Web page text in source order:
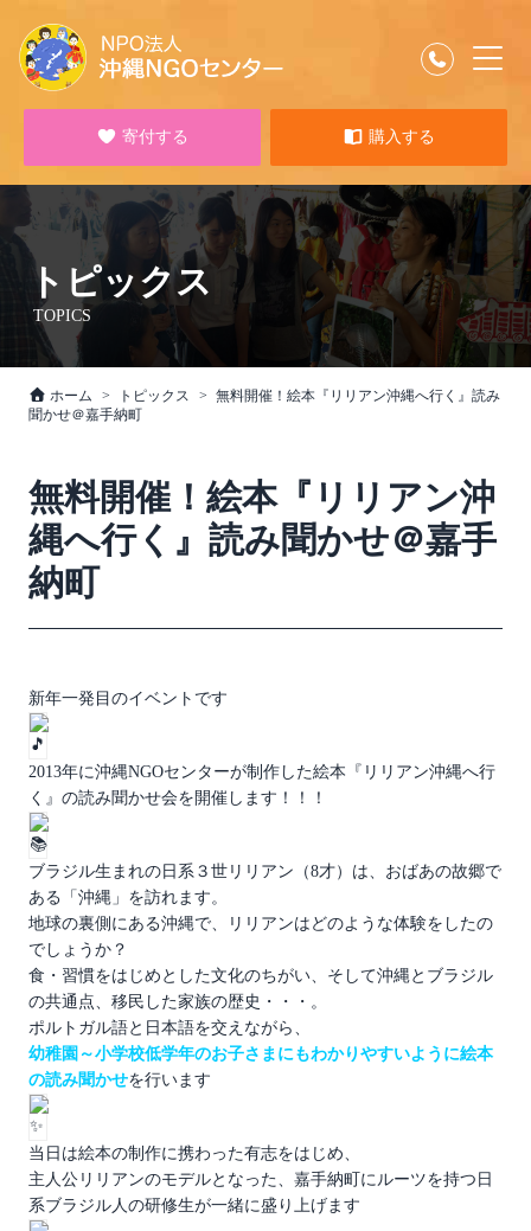
寄付する 購入する
トピックス
TOPICS
ホーム トピックス
無料開催！絵本『リリアン沖縄へ行く』読み
聞かせ＠嘉手納町
無料開催！絵本『リリアン沖
縄へ行く』読み聞かせ＠嘉手
納町
新年一発目のイベントです
2013年に沖縄NGOセンターが制作した絵本『リリアン沖縄へ行
く』の読み聞かせ会を開催します！！！
ブラジル生まれの日系３世リリアン（8才）は、おばあの故郷で
ある「沖縄」を訪れます。
地球の裏側にある沖縄で、リリアンはどのような体験をしたの
でしょうか？
食・習慣をはじめとした文化のちがい、そして沖縄とブラジル
の共通点、移民した家族の歴史・・・。
ポルトガル語と日本語を交えながら、
幼稚園～小学校低学年のお子さまにもわかりやすいように絵本
の読み聞かせを行います
当日は絵本の制作に携わった有志をはじめ、
主人公リリアンのモデルとなった、嘉手納町にルーツを持つ日
系ブラジル人の研修生が一緒に盛り上げます